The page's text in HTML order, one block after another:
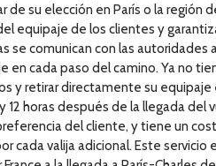
de su elección en París o la región
equipaje de los clientes y
se comunican con las autoridades
en cada paso del camino. Ya no
y retirar directamente su equipaje
horas después de la llegada del
del cliente, y tiene un
cada valija adicional. Este